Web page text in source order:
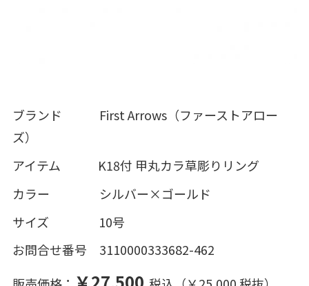
ブランド First Arrows（ファーストアロー
ズ）
アイテム K18付 甲丸カラ草彫りリング
カラー シルバー×ゴールド
サイズ 10号
お問合せ番号 3110000333682-462